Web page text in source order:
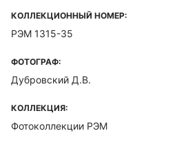
КОЛЛЕКЦИОННЫЙ НОМЕР:
РЭМ 1315-35
ФОТОГРАФ:
Дубровский Д.В.
КОЛЛЕКЦИЯ:
Фотоколлекции РЭМ